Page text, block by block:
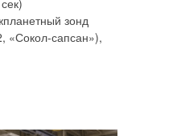
зонд
«Сокол-сапсан»),